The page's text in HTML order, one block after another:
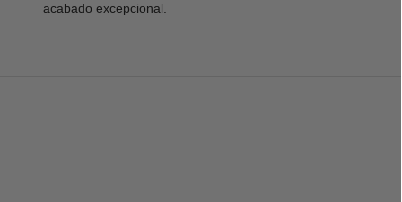
acabado excepcional.